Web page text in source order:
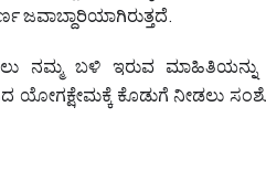
ಜವಾಬ್ದಾರಿಯಾಗಿರುತ್ತದೆ.
ನಮ್ಮ ಬಳಿ ಇರುವ ಮಾಹಿತಿಯನ್ನು
ಯೋಗಕ್ಷೇಮಕ್ಕೆ ಕೊಡುಗೆ ನೀಡಲು